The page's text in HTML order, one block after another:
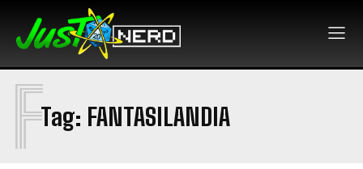
Tag: FANTASILANDIA
F